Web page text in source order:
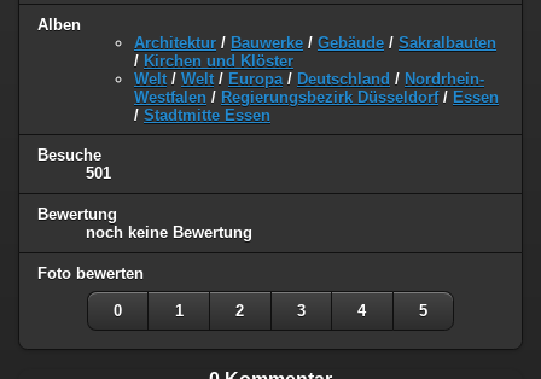
Alben
Architektur / Bauwerke / Gebäude / Sakralbauten
/ Kirchen und Klöster
Welt / Welt / Europa / Deutschland / Nordrhein-
Westfalen / Regierungsbezirk Düsseldorf/ Essen
/ Stadtmitte Essen
Besuche
501
Bewertung
noch keine Bewertung
Foto bewerten
0 1 2 3 4 5